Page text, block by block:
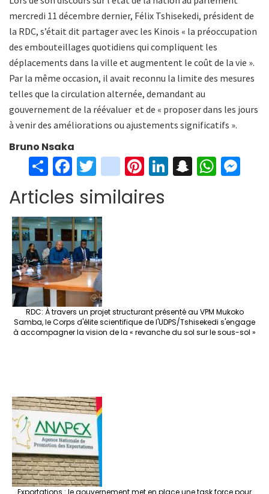
mercredi 11 décembre dernier, Félix Tshisekedi, président de
la RDC, s’était dit partager avec les Kinois « la préoccupation
des embouteillages quotidiens qui compliquent les
déplacements dans la ville et augmentent le coût de la vie ».
Par la même occasion, il avait reconnu la limite des mesures
telles que la circulation alternée, demandant au
gouvernement de la réévaluer et de « proposer dans les jours
à venir des améliorations ou ajustements significatifs ».
Bruno Nsaka
S
h
ar
e
Fa
ce
b
o
o
k
T
wi
tt
er
in
st
ag
Pi
er
Li S W
Articles similaires
RDC: À travers un projet structurant présenté au VPM Mukoko
Samba, le Corps d'élite scientifique de l'UDPS/Tshisekedi s'engage
à accompagner la vision de la « revanche du sol sur le sous-sol »